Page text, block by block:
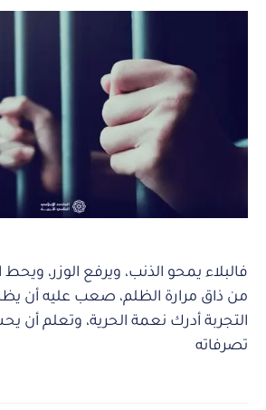
فالبلاء يمحو الذنب، ويرفع الوزر،
من ذاق مرارة الظلم، صعب عليه أن
التجربة أدرك نعمة الحرية، وتعلم
تصرفاته